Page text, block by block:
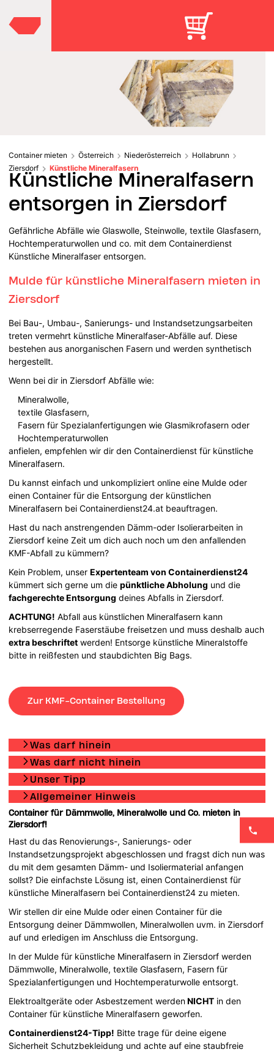
Container mieten Österreich Niederösterreich
Hollabrunn
Ziersdorf
Künstliche Mineralfasern
Künstliche Mineralfasern
entsorgen in Ziersdorf
Gefährliche Abfälle wie Glaswolle, Steinwolle, textile Glasfasern,
Hochtemperaturwollen und co. mit dem Containerdienst
Künstliche Mineralfaser entsorgen.
Mulde für künstliche Mineralfasern mieten in
Ziersdorf
Bei Bau-, Umbau-, Sanierungs- und Instandsetzungsarbeiten
treten vermehrt künstliche Mineralfaser-Abfälle auf. Diese
bestehen aus anorganischen Fasern und werden synthetisch
hergestellt.
Wenn bei dir in Ziersdorf Abfälle wie:
Mineralwolle,
textile Glasfasern,
Fasern für Spezialanfertigungen wie Glasmikrofasern oder
Hochtemperaturwollen
anfielen, empfehlen wir dir den Containerdienst für künstliche
Mineralfasern.
Du kannst einfach und unkompliziert online eine Mulde oder
einen Container für die Entsorgung der künstlichen
Mineralfasern bei Containerdienst24.at beauftragen.
Hast du nach anstrengenden Dämm-oder Isolierarbeiten in
Ziersdorf keine Zeit um dich auch noch um den anfallenden
KMF-Abfall zu kümmern?
Kein Problem, unserExpertenteam von Containerdienst24
kümmert sich gerne um diepünktliche Abholung und die
fachgerechte Entsorgung deines Abfalls in Ziersdorf.
ACHTUNG! Abfall aus künstlichen Mineralfasern kann
krebserregende Faserstäube freisetzen und muss deshalb auch
extra beschriftet werden! Entsorge künstliche Mineralstoffe
bitte in reißfesten und staubdichten Big Bags.
Zur KMF-Container Bestellung
Was darf hinein
Was darf nicht hinein
Unser Tipp
Allgemeiner Hinweis
Container für Dämmwolle, Mineralwolle und Co. mieten in
Ziersdorf!
Hast du das Renovierungs-, Sanierungs- oder
Instandsetzungsprojekt abgeschlossen und fragst dich nun was
du mit dem gesamten Dämm- und Isoliermaterial anfangen
sollst? Die einfachste Lösung ist, einen Containerdienst für
künstliche Mineralfasern bei Containerdienst24 zu mieten.
Wir stellen dir eine Mulde oder einen Container für die
Entsorgung deiner Dämmwollen, Mineralwollen uvm. in Ziersdorf
auf und erledigen im Anschluss die Entsorgung.
In der Mulde für künstliche Mineralfasern in Ziersdorf werden
Dämmwolle, Mineralwolle, textile Glasfasern, Fasern für
Spezialanfertigungen und Hochtemperaturwolle entsorgt.
Elektroaltgeräte oder Asbestzement werdenNICHT in den
Container für künstliche Mineralfasern geworfen.
Containerdienst24-Tipp! Bitte trage für deine eigene
Sicherheit Schutzbekleidung und achte auf eine staubfreie